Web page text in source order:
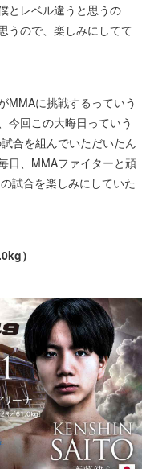
とレベル違うと思うの
うので、楽しみにしてて
MMAに挑戦するっていう
今回この大晦日っていう
合を組んでいただいたん
日、MMAファイターと頑
試合を楽しみにしていた
）